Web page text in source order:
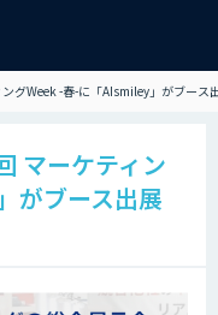
グWeek -春-に「AIsmiley」がブース
マーケティン
がブース出展